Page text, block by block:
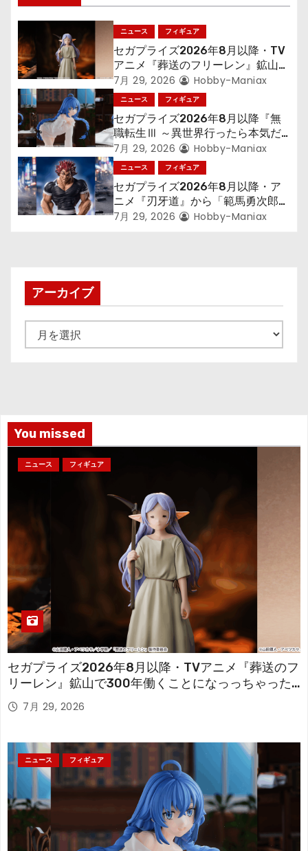
ゲ
ー
シ
ョ
ン
ニュース フィギュア
セガプライズ2026年8月以降・TV
アニメ『葬送のフリーレン』鉱山で
300年働くことになっっちゃった
「フリーレン」を立体化！
7月 29, 2026 Hobby-Maniax
ニュース フィギュア
セガプライズ2026年8月以降『無
職転生Ⅲ ～異世界行ったら本気だ
す～』から「ロキシー」のフィギュ
アが登場！
7月 29, 2026 Hobby-Maniax
ニュース フィギュア
セガプライズ2026年8月以降・ア
ニメ『刃牙道』から「範馬勇次郎」
が登場ッッ!!
7月 29, 2026 Hobby-Maniax
アーカイブ
ー
You missed
ニュース フィギュア
セガプライズ2026年8月以降・TVアニメ『葬送のフ
リーレン』鉱山で300年働くことになっっちゃった
「フリーレン」を立体化！
7月 29, 2026
ニュース フィギュア